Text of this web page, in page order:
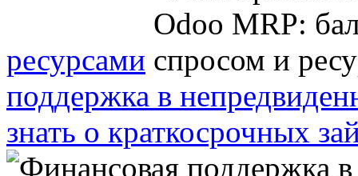
ресурсами
поддержка в
знать о краткосрочных